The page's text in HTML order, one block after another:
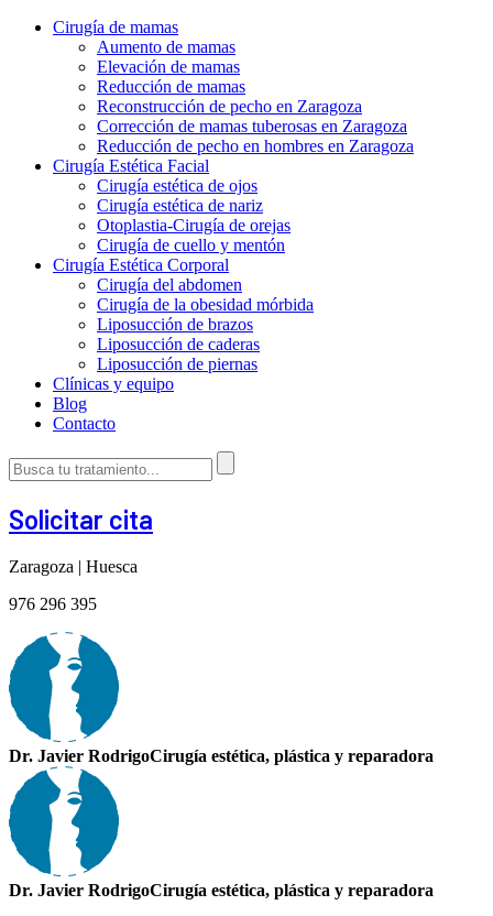
Cirugía de mamas
Aumento de mamas
Elevación de mamas
Reducción de mamas
Reconstrucción de pecho en Zaragoza
Corrección de mamas tuberosas en Zaragoza
Reducción de pecho en hombres en Zaragoza
Cirugía Estética Facial
Cirugía estética de ojos
Cirugía estética de nariz
Otoplastia-Cirugía de orejas
Cirugía de cuello y mentón
Cirugía Estética Corporal
Cirugía del abdomen
Cirugía de la obesidad mórbida
Liposucción de brazos
Liposucción de caderas
Liposucción de piernas
Clínicas y equipo
Blog
Contacto
Solicitar cita
Zaragoza | Huesca
976 296 395
Dr. Javier RodrigoCirugía estética, plástica y reparadora
Dr. Javier RodrigoCirugía estética, plástica y reparadora